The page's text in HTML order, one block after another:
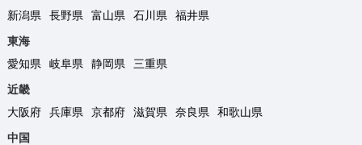
新潟県
長野県 富山県 石川県
福井県
東海
愛知県
岐阜県 静岡県
三重県
近畿
大阪府
兵庫県 京都府 滋賀県 奈良県
和歌山県
中国